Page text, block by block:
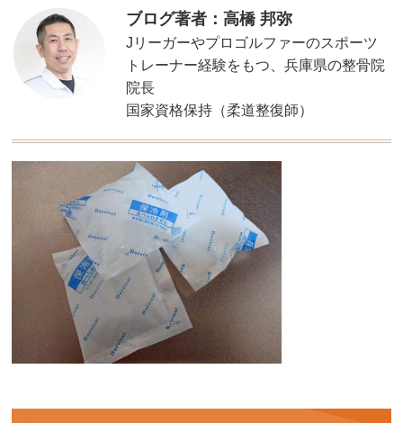
ブログ著者：高橋 邦弥
Jリーガーやプロゴルファーのスポーツ
トレーナー経験をもつ、兵庫県の整骨院
院長
国家資格保持（柔道整復師）